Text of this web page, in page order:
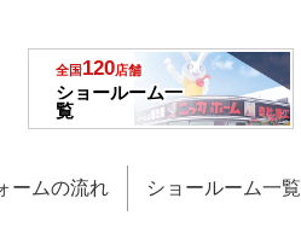
全国120店舗
ショールーム一
覧
ームの流れ ショールーム一覧